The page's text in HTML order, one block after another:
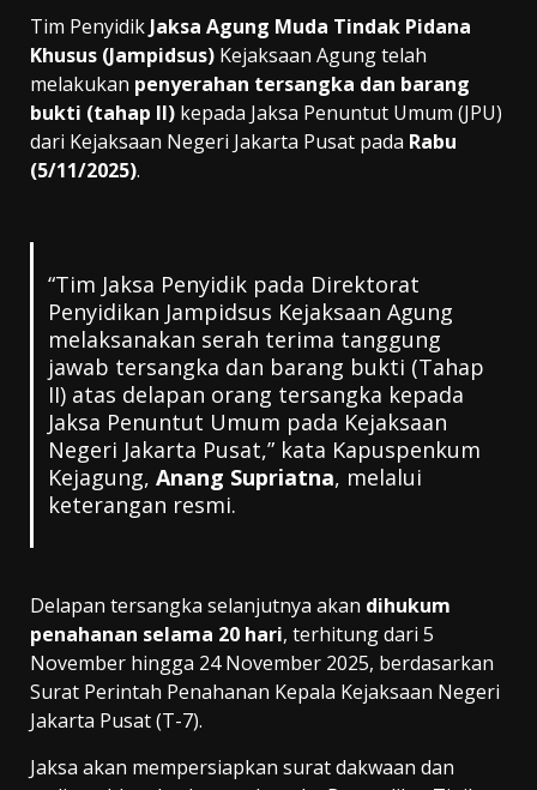
Tim PenyidikJaksa Agung Muda Tindak Pidana
Khusus (Jampidsus) Kejaksaan Agung telah
melakukan penyerahan tersangka dan barang
bukti (tahap II) kepada Jaksa Penuntut Umum (JPU)
dari Kejaksaan Negeri Jakarta Pusat pada Rabu
(5/11/2025).
“Tim Jaksa Penyidik pada Direktorat
Penyidikan Jampidsus Kejaksaan Agung
melaksanakan serah terima tanggung
jawab tersangka dan barang bukti (Tahap
II) atas delapan orang tersangka kepada
Jaksa Penuntut Umum pada Kejaksaan
Negeri Jakarta Pusat,” kata Kapuspenkum
Kejagung, Anang Supriatna, melalui
keterangan resmi.
Delapan tersangka selanjutnya akan dihukum
penahanan selama 20 hari, terhitung dari 5
November hingga 24 November 2025, berdasarkan
Surat Perintah Penahanan Kepala Kejaksaan Negeri
Jakarta Pusat (T-7).
Jaksa akan mempersiapkan surat dakwaan dan